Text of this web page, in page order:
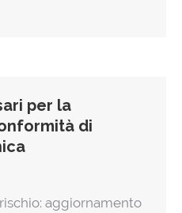
per la
di
aggiornamento